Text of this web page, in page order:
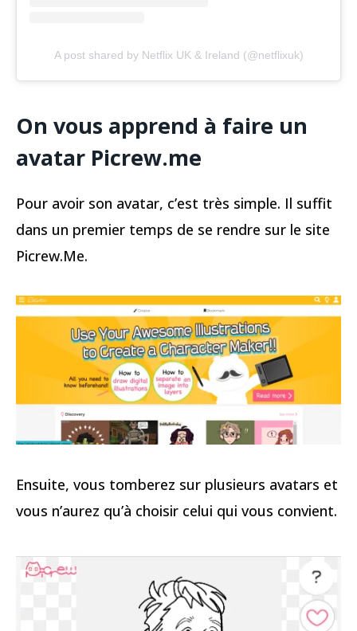
A post shared by Netflix UK & Ireland (@netflixuk)
On vous apprend à faire un
avatar Picrew.me
Pour avoir son avatar, c’est très simple. Il suffit
dans un premier temps de se rendre sur le site
Picrew.Me.
Ensuite, vous tomberez sur plusieurs avatars et
vous n’aurez qu’à choisir celui qui vous convient.